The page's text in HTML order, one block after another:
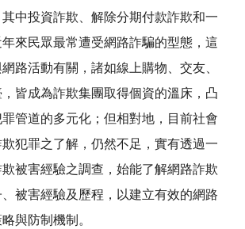
中投資詐欺、解除分期付款詐欺和一
來民眾最常遭受網路詐騙的型態，這
路活動有關，諸如線上購物、交友、
皆成為詐欺集團取得個資的溫床，凸
管道的多元化；但相對地，目前社會
犯罪之了解，仍然不足，實有透過一
被害經驗之調查，始能了解網路詐欺
被害經驗及歷程，以建立有效的網路
與防制機制。